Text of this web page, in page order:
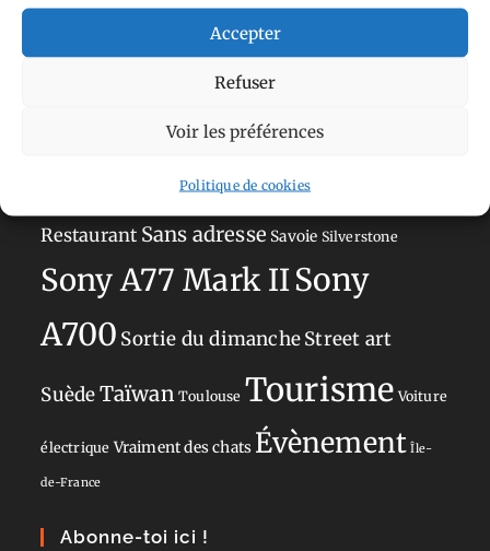
Accepter
Refuser
Voir les préférences
Politique de cookies
perchéCircuitDanemarkEspagne
Academy Hauts-de-France Hébergement JaponJournées
Olympus OM-D E-M5
ParisPays-BasPays Basque
Restaurant Sans adresse Savoie Silverstone
Sony A77 Mark IISony
A700 Sortie du dimancheStreet art
SuèdeTaïwan Toulouse Tourisme Voiture
électrique Vraiment des chats Évènement Île-
de-France
Abonne-toi ici !